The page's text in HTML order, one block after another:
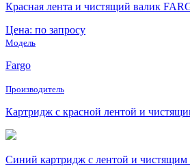
Красная лента и чистящий валик
Цена: по запросу
Модель
Fargo
Производитель
Картридж с красной лентой и
Синий картридж с лентой и чистящим